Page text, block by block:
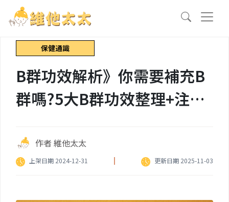
保健通識
B群功效解析》你需要補充B
群嗎?5大B群功效整理+注意
作者 維他太太
上架日期 2024-12-31 更新日期 2025-11-03